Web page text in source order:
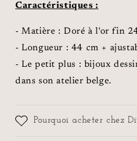
Caractéristiques :
- Matière : Doré à l'or fin
- Longueur : 44 cm +
- Le petit plus : bijoux
dans son atelier belge.
Pourquoi acheter chez